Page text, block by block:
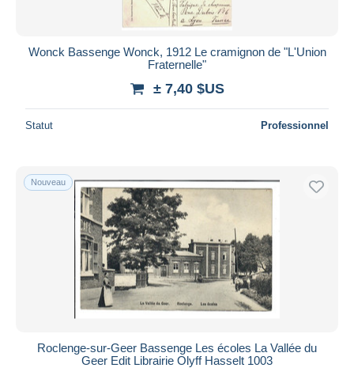
Wonck Bassenge Wonck, 1912 Le cramignon de "L'Union
Fraternelle"
± 7,40 $US
Statut Professionnel
Nouveau
Roclenge-sur-Geer Bassenge Les écoles La Vallée du
Geer Edit Librairie Olyff Hasselt 1003